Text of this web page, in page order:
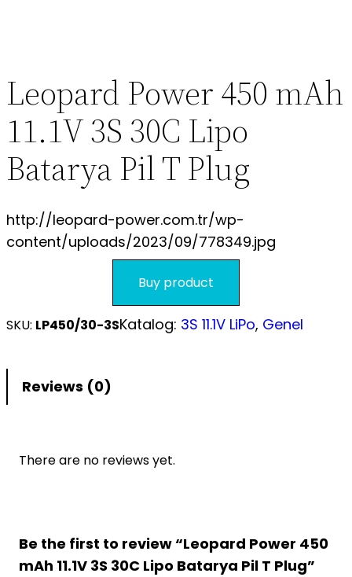
Leopard Power 450 mAh
11.1V 3S 30C Lipo
Batarya Pil T Plug
http://leopard-power.com.tr/wp-
content/uploads/2023/09/778349.jpg
Buy product
SKU: LP450/30-3SKatalog: 3S 11.1V LiPo, Genel
Reviews (0)
There are no reviews yet.
Be the first to review “Leopard Power 450
mAh 11.1V 3S 30C Lipo Batarya Pil T Plug”